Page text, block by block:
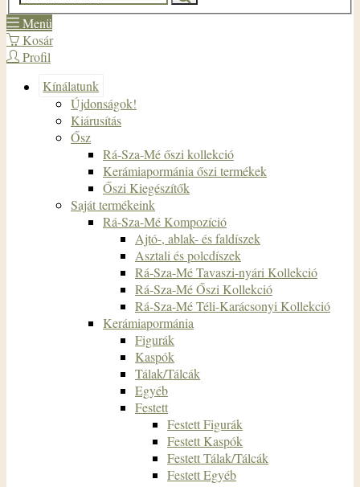
Menü
Kosár
Profil
Kínálatunk
Újdonságok!
Kiárusítás
Ősz
Rá-Sza-Mé őszi kollekció
Kerámiapormánia őszi termékek
Őszi Kiegészítők
Saját termékeink
Rá-Sza-Mé Kompozíció
Ajtó-, ablak- és faldíszek
Asztali és polcdíszek
Rá-Sza-Mé Tavaszi-nyári Kollekció
Rá-Sza-Mé Őszi Kollekció
Rá-Sza-Mé Téli-Karácsonyi Kollekció
Kerámiapormánia
Figurák
Kaspók
Tálak/Tálcák
Egyéb
Festett
Festett Figurák
Festett Kaspók
Festett Tálak/Tálcák
Festett Egyéb